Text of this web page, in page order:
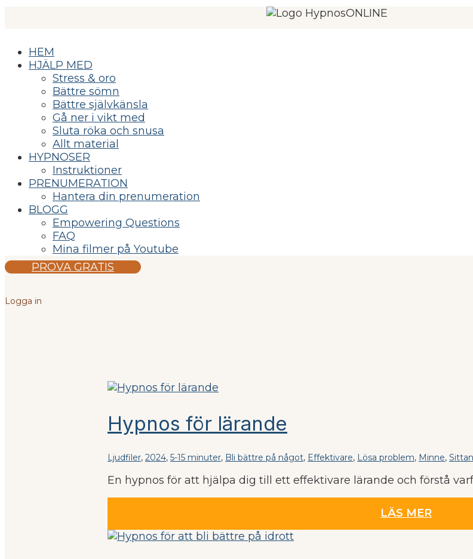
HEM
HJÄLP MED
Stress & oro
Bättre sömn
Bättre självkänsla
Gå ner i vikt med
Sluta röka och snusa
Allt material
HYPNOSER
Instruktioner
PRENUMERATION
Hantera din prenumeration
BLOGG
Empowering Questions
FAQ
Mina filmer på Youtube
PROVA GRATIS
Logga in
Hypnos för lärande
Ljudfiler, 2024, 5-15 minuter, Bli bättre på något, Effektivare, Lösa problem, Minne,
En hypnos för att hjälpa dig till ett effektivare lärande och förstå
LÄS MER